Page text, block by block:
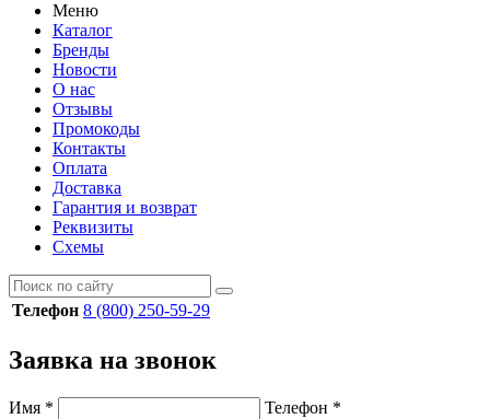
Меню
Каталог
Бренды
Новости
О нас
Отзывы
Промокоды
Контакты
Оплата
Доставка
Гарантия и возврат
Реквизиты
Схемы
Телефон 8 (800) 250-59-29
Заявка на звонок
Имя * Телефон *